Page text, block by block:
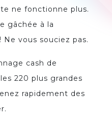
ne fonctionne plus.
gâchée à la
Ne vous souciez pas.
cash de
220 plus grandes
rapidement des